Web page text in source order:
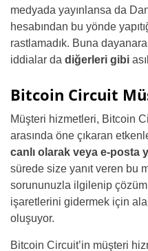
medyada yayınlansa da
hesabından bu yönde
rastlamadık. Buna
iddialar da diğerleri gibi
Bitcoin Circuit
Müşteri hizmetleri, Bitcoin
arasında öne çıkaran
canlı olarak veya e-posta
sürede size yanıt veren bu
sorununuzla ilgilenip çözüm
işaretlerini gidermek için
oluşuyor.
Bitcoin Circuit’in müşteri